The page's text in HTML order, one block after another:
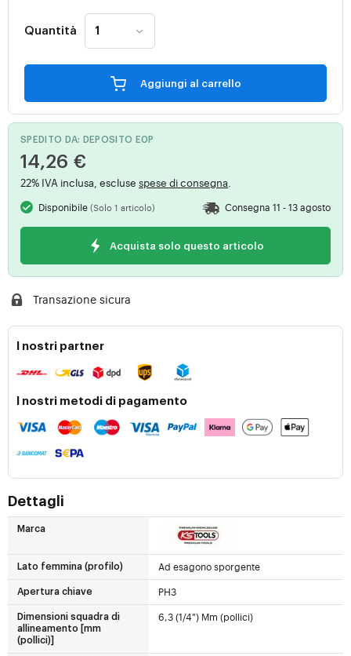
Quantità
Aggiungi al carrello
SPEDITO DA: DEPOSITO E0P
14,26 €
22% IVA inclusa, escluse spese di consegna
Disponibile(Solo 1 articolo) Consegna 11 - 13 agosto
Acquista solo questo articolo
Transazione sicura
I nostri partner
I nostri metodi di pagamento
Dettagli
Marca
Lato femmina (profilo) Ad esagono sporgente
Apertura chiave PH3
Dimensioni squadra di
allineamento [mm
(pollici)]
6,3 (1/4") Mm (pollici)